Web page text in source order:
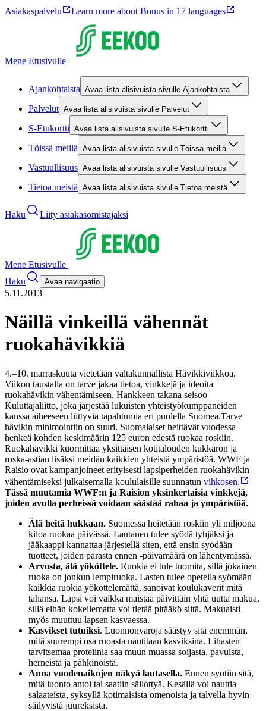
Asiakaspalvelu Learn more about Bonus in 17 languages
Mene Etusivulle
Ajankohtaista Avaa lista alisivuista sivulle Ajankohtaista
Palvelut Avaa lista alisivuista sivulle Palvelut
S-Etukortti Avaa lista alisivuista sivulle S-Etukortti
Töissä meillä Avaa lista alisivuista sivulle Töissä meillä
Vastuullisuus Avaa lista alisivuista sivulle Vastuullisuus
Tietoa meistä Avaa lista alisivuista sivulle Tietoa meistä
Haku Liity asiakasomistajaksi
Mene Etusivulle
Haku
Avaa navigaatio
5.11.2013
Näillä vinkeillä vähennät
ruokahävikkiä
4.–10. marraskuuta vietetään valtakunnallista Hävikkiviikkoa.
Viikon taustalla on tarve jakaa tietoa, vinkkejä ja ideoita
ruokahävikin vähentämiseen. Hankkeen takana seisoo
Kuluttajaliitto, joka järjestää lukuisten yhteistyökumppaneiden
kanssa aiheeseen liittyviä tapahtumia eri puolella Suomea.Tarve
hävikin minimointiin on suuri. Suomalaiset heittävät vuodessa
henkeä kohden keskimäärin 125 euron edestä ruokaa roskiin.
Ruokahävikki kuormittaa yksittäisen kotitalouden kukkaron ja
roska-astian lisäksi meidän kaikkien yhteistä ympäristöä. WWF ja
Raisio ovat kampanjoineet erityisesti lapsiperheiden ruokahävikin
vähentämiseksi julkaisemalla koululaisille suunnatun vihkosen.
Tässä muutamia WWF:n ja Raision yksinkertaisia vinkkejä,
joiden avulla perheissä voidaan säästää rahaa ja ympäristöä.
Älä heitä hukkaan. Suomessa heitetään roskiin yli miljoona
kiloa ruokaa päivässä. Lautanen tulee syödä tyhjäksi ja
jääkaappi kannattaa järjestellä siten, että ensin syödään
tuotteet, joiden parasta ennen -päivämäärä on lähentymässä.
Arvosta, älä yököttele. Ruokia ei tule tuomita, sillä jokainen
ruoka on jonkun lempiruoka. Lasten tulee opetella syömään
kaikkia ruokia yököttelemättä, sanoivat koulukaverit mitä
tahansa. Lapsi voi vaikka maistaa päivittäin yhtä uutta makua,
sillä eihän kokeilematta voi tietää pitääkö siitä. Makuaisti
myös muuttuu lapsen kasvaessa.
Kasvikset tutuiksi. Luonnonvaroja säästyy sitä enemmän,
mitä suurempi osa ruoasta nautitaan kasviksina. Lihasten
tarvitsemaa proteiinia saa muun muassa soijasta, pavuista,
herneistä ja pähkinöistä.
Anna vuodenaikojen näkyä lautasella. Ennen syötiin sitä,
mitä luonto antoi tai saatiin säilöttyä. Kesällä voi nauttia
salaateista, syksyllä kotimaisista omenoista ja talvella hyvin
säilyvistä juureksista.